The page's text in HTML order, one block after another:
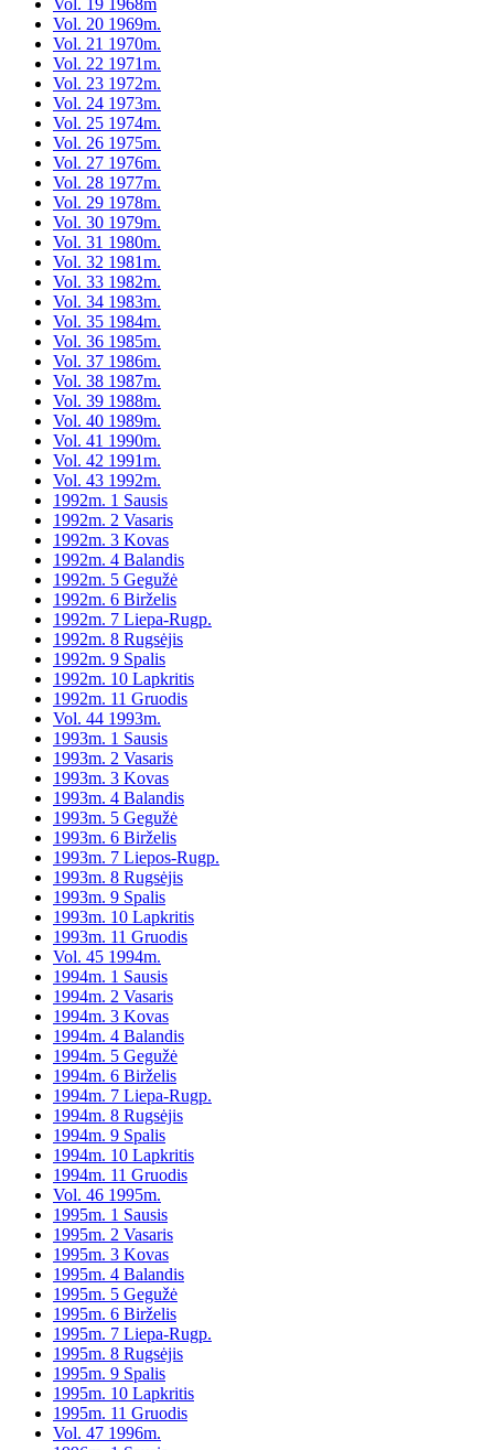
Vol. 19 1968m
Vol. 20 1969m.
Vol. 21 1970m.
Vol. 22 1971m.
Vol. 23 1972m.
Vol. 24 1973m.
Vol. 25 1974m.
Vol. 26 1975m.
Vol. 27 1976m.
Vol. 28 1977m.
Vol. 29 1978m.
Vol. 30 1979m.
Vol. 31 1980m.
Vol. 32 1981m.
Vol. 33 1982m.
Vol. 34 1983m.
Vol. 35 1984m.
Vol. 36 1985m.
Vol. 37 1986m.
Vol. 38 1987m.
Vol. 39 1988m.
Vol. 40 1989m.
Vol. 41 1990m.
Vol. 42 1991m.
Vol. 43 1992m.
1992m. 1 Sausis
1992m. 2 Vasaris
1992m. 3 Kovas
1992m. 4 Balandis
1992m. 5 Gegužė
1992m. 6 Birželis
1992m. 7 Liepa-Rugp.
1992m. 8 Rugsėjis
1992m. 9 Spalis
1992m. 10 Lapkritis
1992m. 11 Gruodis
Vol. 44 1993m.
1993m. 1 Sausis
1993m. 2 Vasaris
1993m. 3 Kovas
1993m. 4 Balandis
1993m. 5 Gegužė
1993m. 6 Birželis
1993m. 7 Liepos-Rugp.
1993m. 8 Rugsėjis
1993m. 9 Spalis
1993m. 10 Lapkritis
1993m. 11 Gruodis
Vol. 45 1994m.
1994m. 1 Sausis
1994m. 2 Vasaris
1994m. 3 Kovas
1994m. 4 Balandis
1994m. 5 Gegužė
1994m. 6 Birželis
1994m. 7 Liepa-Rugp.
1994m. 8 Rugsėjis
1994m. 9 Spalis
1994m. 10 Lapkritis
1994m. 11 Gruodis
Vol. 46 1995m.
1995m. 1 Sausis
1995m. 2 Vasaris
1995m. 3 Kovas
1995m. 4 Balandis
1995m. 5 Gegužė
1995m. 6 Birželis
1995m. 7 Liepa-Rugp.
1995m. 8 Rugsėjis
1995m. 9 Spalis
1995m. 10 Lapkritis
1995m. 11 Gruodis
Vol. 47 1996m.